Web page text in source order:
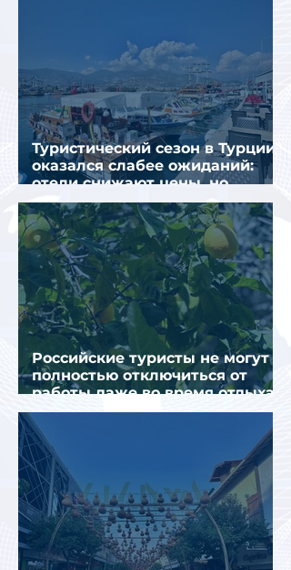
Туристический сезон в Турции
оказался слабее ожиданий:
отели снижают цены, но
загрузка остается низкой
Российские туристы не могут
полностью отключиться от
работы даже во время отдыха
в Турции